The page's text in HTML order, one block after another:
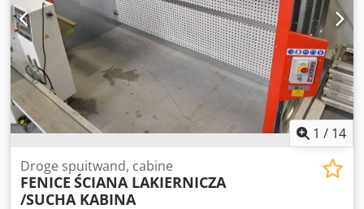
PLN Filtratiecapaciteit 22.000m3/u Motorvermogen 2,2 kW
+ 2,2 kW Afzonderlijke maten op bestelling beschikbaar.
1 / 14
Droge spuitwand, cabine
FENICE ŚCIANA LAKIERNICZA
/SUCHA KABINA